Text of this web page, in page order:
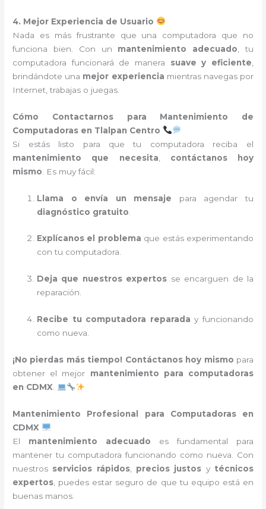
4. Mejor Experiencia de Usuario
Nada es más frustrante que una computadora que no
funciona bien. Con un mantenimiento adecuado , tu
computadora funcionará de manera suave y eficiente
brindándote una mejor experiencia mientras navegas por
Internet, trabajas o juegas.
Cómo Contactarnos para Mantenimiento de
Computadoras en Tlalpan Centro
Si estás listo para que tu computadora reciba el
mantenimiento que necesita
contáctanos hoy
mismo . Es muy fácil:
Llama o envía un mensaje para agendar tu
diagnóstico gratuito
Explícanos el problema que estás experimentando
con tu computadora.
Deja que nuestros expertos se encarguen de la
reparación.
Recibe tu computadora reparada y funcionando
como nueva.
¡No pierdas más tiempo! Contáctanos hoy mismo para
obtener el mejor mantenimiento para computadoras
en CDMX
Mantenimiento Profesional para Computadoras en
CDMX
El mantenimiento adecuado es fundamental para
mantener tu computadora funcionando como nueva. Con
nuestros servicios rápidos, precios justos y técnicos
expertos , puedes estar seguro de que tu equipo está en
buenas manos.